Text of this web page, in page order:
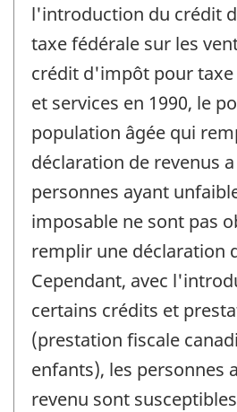
l'introduction du crédit
taxe fédérale sur les
crédit d'impôt pour
et services en 1990, le
population âgée qui
déclaration de revenus
personnes ayant
imposable ne sont pas
remplir une déclaration
Cependant, avec
certains crédits et
(prestation fiscale
enfants), les personnes
revenu sont